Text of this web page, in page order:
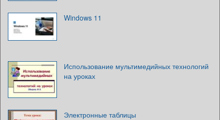
Windows 11
Использование мультимедийных технологий
на уроках
Электронные таблицы